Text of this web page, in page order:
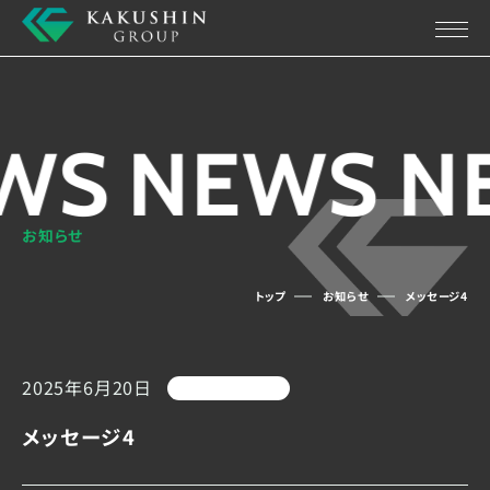
NEWS
お知らせ
トップ お知らせ メッセージ4
2025年6月20日
メッセージ4